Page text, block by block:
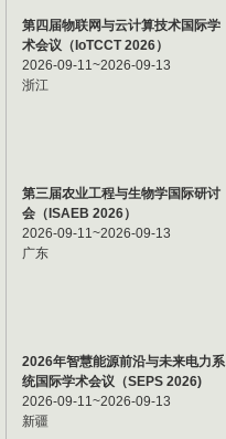
第四届物联网与云计算技术国际学
术会议（IoTCCT 2026）
2026-09-11~2026-09-13
浙江
第三届农业工程与生物学国际研讨
会（ISAEB 2026）
2026-09-11~2026-09-13
广东
2026年智慧能源前沿与未来电力系
统国际学术会议（SEPS 2026)
2026-09-11~2026-09-13
新疆